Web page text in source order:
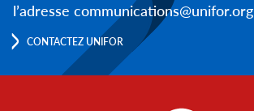
l’adresse communications@unifor.org
CONTACTEZ UNIFOR